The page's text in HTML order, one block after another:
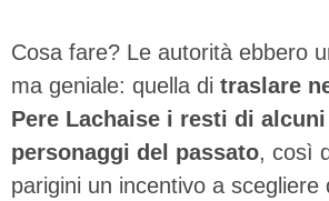
Cosa fare? Le autorità ebbero
ma geniale: quella di traslare
Pere Lachaise i resti di
personaggi del passato, così
parigini un incentivo a scegliere